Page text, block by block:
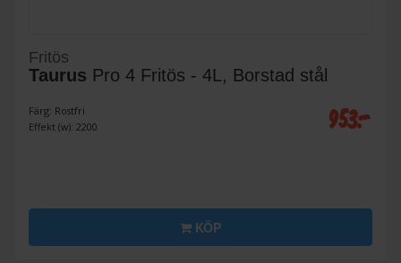
Fritös
Taurus Pro 4 Fritös - 4L, Borstad stål
Färg: Rostfri
Effekt (w): 2200
953:-
KÖP